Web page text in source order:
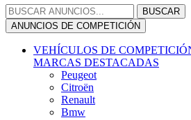
ANUNCIOS DE COMPETICIÓN
VEHÍCULOS DE COMPETICIÓN
MARCAS DESTACADAS
Peugeot
Citroën
Renault
Bmw
Mitsubishi